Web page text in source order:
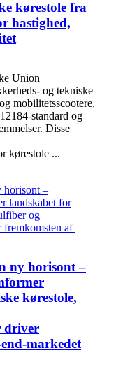
kørestole fra
hastighed,
Union
og tekniske
mobilitetsscootere,
standard og
Disse
kørestole ...
ny horisont –
kørestole,
driver
markedet